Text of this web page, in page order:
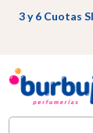
3 y 6 Cuotas